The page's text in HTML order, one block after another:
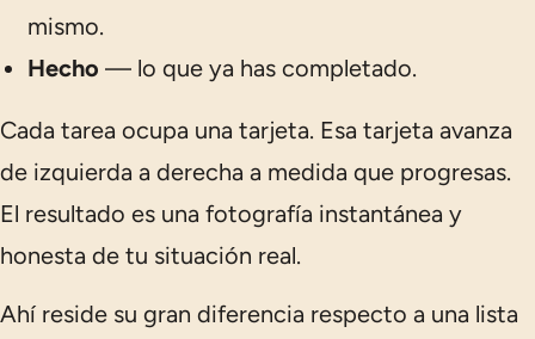
mismo.
Hecho — lo que ya has completado.
Cada tarea ocupa una tarjeta. Esa tarjeta avanza
de izquierda a derecha a medida que progresas.
El resultado es una fotografía instantánea y
honesta de tu situación real.
Ahí reside su gran diferencia respecto a una lista